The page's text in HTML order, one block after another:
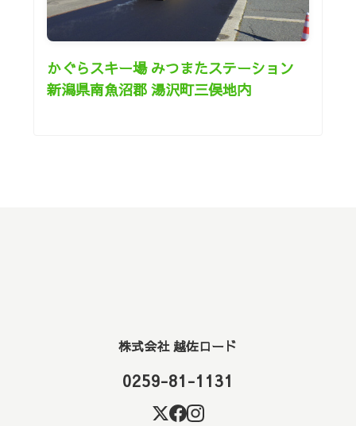
かぐらスキー場 みつまたステーション
新潟県南魚沼郡 湯沢町三俣地内
株式会社 越佐ロード
0259-81-1131